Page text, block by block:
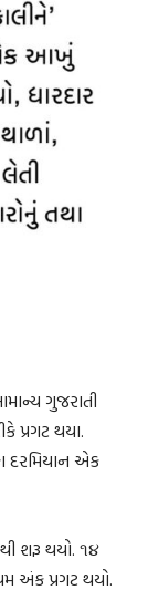
ગુજરાતી
પ્રગટ થયા.
દરમિયાન એક
શરૂ થયો. ૧૪
અંક પ્રગટ થયો.